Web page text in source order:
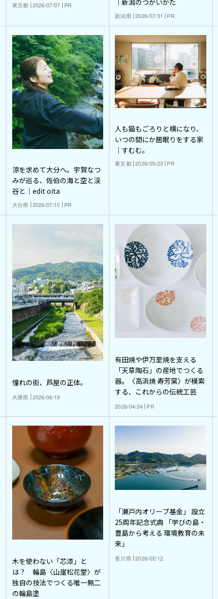
東京都 2026/07/07 PR ｜新潟のつかいかた
新潟県 2026/07/31 PR
涼を求めて大分へ。宇賀なつ
みが巡る、佐伯の海と空と渓
谷と｜edit oita
大分県 2026/07/10 PR
人も猫もごろりと横になり、
いつの間にか居眠りをする家
｜すむむ。
東京都 2026/05/23 PR
憧れの街、芦屋の正体。
兵庫県 2026/06/19
有田焼や伊万里焼を支える
「天草陶石」の産地でつくる
器。〈高浜焼 寿芳窯〉が模索
する、これからの伝統工芸
2026/04/24 PR
木を使わない「芯漆」と
は？ 輪島〈山崖松花堂〉が
独自の技法でつくる唯一無二
の輪島塗
「瀬戸内オリーブ基金」 設立
25周年記念式典 「学びの島・
豊島から考える 環境教育の未
来」
香川県 2026/02/12